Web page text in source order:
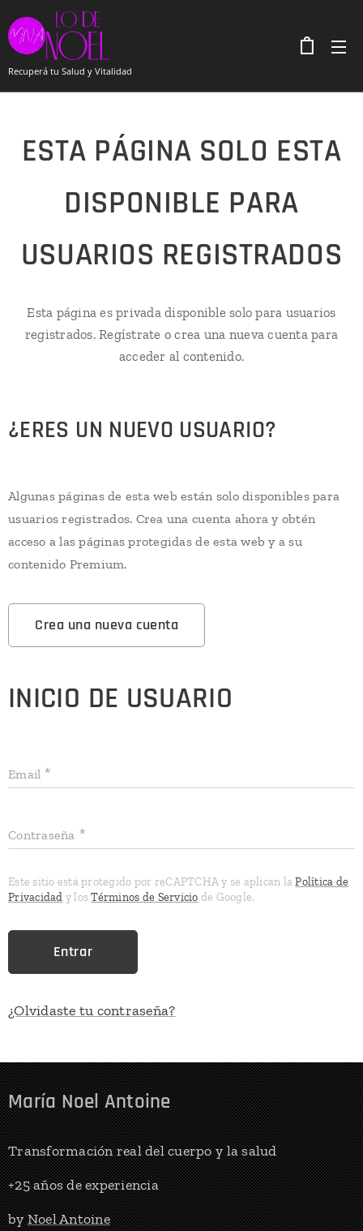
Recuperá tu Salud y Vitalidad
ESTA PÁGINA SOLO ESTA
DISPONIBLE PARA
USUARIOS REGISTRADOS
Esta página es privada disponible solo para usuarios
registrados. Regístrate o crea una nueva cuenta para
acceder al contenido.
¿ERES UN NUEVO USUARIO?
Algunas páginas de esta web están solo disponibles para
usuarios registrados. Crea una cuenta ahora y obtén
acceso a las páginas protegidas de esta web y a su
contenido Premium.
Crea una nueva cuenta
INICIO DE USUARIO
Email
Contraseña
Este sitio está protegido por reCAPTCHA y se aplican laPolítica de
Privacidad y losTérminos de Servicio de Google.
Entrar
¿Olvidaste tu contraseña?
María Noel Antoine
Transformación real del cuerpo y la salud
+25 años de experiencia
byNoel Antoine